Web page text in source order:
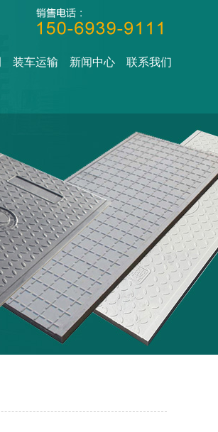
装车运输 新闻中心 联系我们